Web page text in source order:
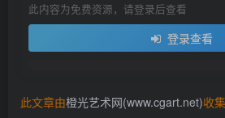
此内容为免费资源，请登录后查看
登录查看
此文章由橙光艺术网(www.cgart.net)收
没有账号？立即注册
登录密码